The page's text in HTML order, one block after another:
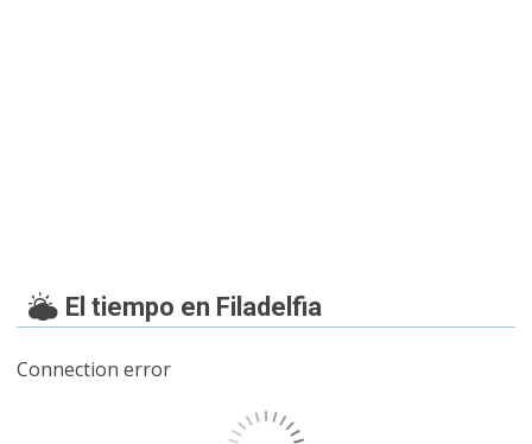
El tiempo en Filadelfia
Connection error